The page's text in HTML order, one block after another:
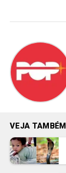
VEJA TAMBÉM